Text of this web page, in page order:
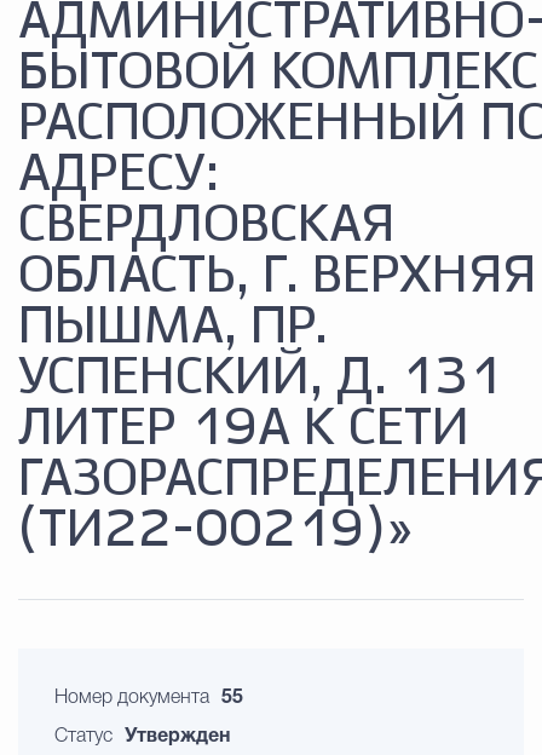
БЫТОВОЙ
РАСПОЛОЖЕННЫЙ
АДРЕСУ:
СВЕРДЛОВСКАЯ
ОБЛАСТЬ, Г. ВЕРХНЯЯ
ПЫШМА, ПР.
УСПЕНСКИЙ, Д. 131
ЛИТЕР 19А К СЕТИ
(ТИ22-00219)»
Номер документа 55
Статус Утвержден